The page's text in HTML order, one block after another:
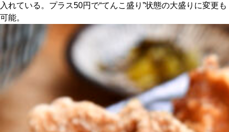
今月の京みやげ
京都の書店
CULTURE
入れている。プラス50円で“てんこ盛り”状態の大盛りに変更も
可能。